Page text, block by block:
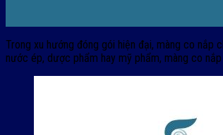
Trong xu hướng đóng gói hiện đại, màng co
nước ép, dược phẩm hay mỹ phẩm, màng co